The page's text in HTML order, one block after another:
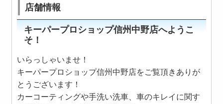
店舗情報
キーパープロショップ信州中野店へようこ
そ！
いらっしゃいませ！
キーパープロショップ信州中野店をご覧頂きありが
とうございます！
カーコーティングや手洗い洗車、車のキレイに関す